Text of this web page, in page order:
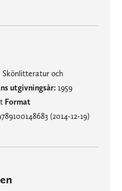
Skönlitteratur och
utgivningsår: 1959
Format
(2014-12-19)